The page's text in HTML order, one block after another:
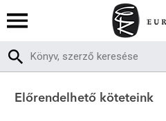
Előrendelhető köteteink